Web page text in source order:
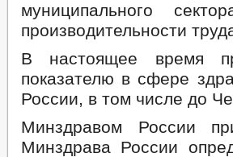
муниципального
производительности
В настоящее время
показателю в сфере
России, в том числе до
Минздравом России
Минздрава России